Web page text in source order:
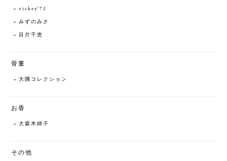
vickey'72
みずのみさ
目片千恵
骨董
大隅コレクション
お香
大森木綿子
その他